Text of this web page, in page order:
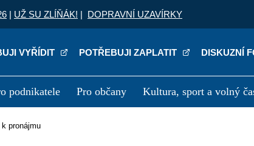
| UŽ SU ZLÍŇÁK! | DOPRAVNÍ UZAVÍRKY
VYŘÍDIT POTŘEBUJI ZAPLATIT DISKUZNÍ
podnikatele Pro občany Kultura, sport a volný
k pronájmu